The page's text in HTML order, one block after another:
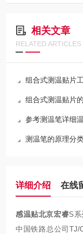
相关文章
RELATED ARTICLES
组合式测温贴片
组合式测温贴片
参考测温笔详细
测温笔的原理分
详细介绍 在线
感温贴北京宏睿S
中国铁路总公司TJ/